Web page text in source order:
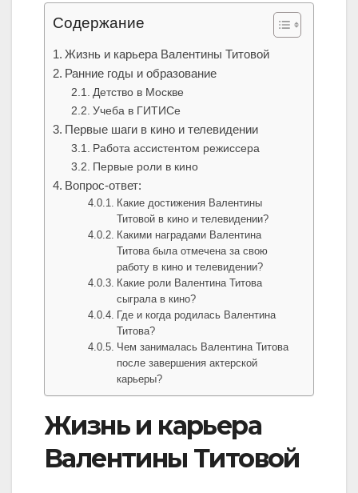
Содержание
Жизнь и карьера Валентины Титовой
Ранние годы и образование
Детство в Москве
Учеба в ГИТИСе
Первые шаги в кино и телевидении
Работа ассистентом режиссера
Первые роли в кино
Вопрос-ответ:
Какие достижения Валентины
Титовой в кино и телевидении?
Какими наградами Валентина
Титова была отмечена за свою
работу в кино и телевидении?
Какие роли Валентина Титова
сыграла в кино?
Где и когда родилась Валентина
Титова?
Чем занималась Валентина Титова
после завершения актерской
карьеры?
Жизнь и карьера
Валентины Титовой